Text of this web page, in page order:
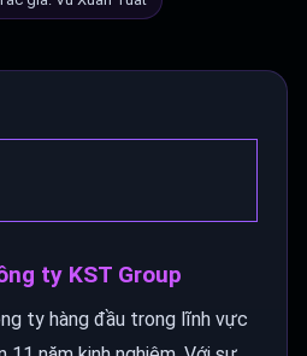
ty KST Group
ty hàng đầu trong lĩnh vực